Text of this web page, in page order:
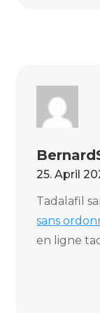
25. April
Tadalafil
sans
en ligne